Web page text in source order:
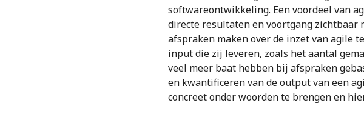
softwareontwikkeling. Een voordeel van
directe resultaten en voortgang zichtbaar
afspraken maken over de inzet van agile
input die zij leveren, zoals het aantal
veel meer baat hebben bij afspraken
en kwantificeren van de output van een
concreet onder woorden te brengen en